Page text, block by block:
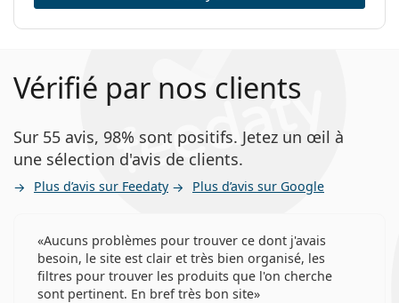
Vérifié par nos clients
Sur 55 avis, 98% sont positifs. Jetez un œil à
une sélection d'avis de clients.
Plus d’avis sur Feedaty Plus d’avis sur Google
Aucuns problèmes pour trouver ce dont j'avais
besoin, le site est clair et très bien organisé, les
filtres pour trouver les produits que l'on cherche
sont pertinent. En bref très bon site